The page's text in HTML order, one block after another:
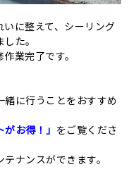
に整えて、シーリング
た。
業完了です。
に行うことをおすすめ
お得！」 をご覧くださ
ナンスができます。